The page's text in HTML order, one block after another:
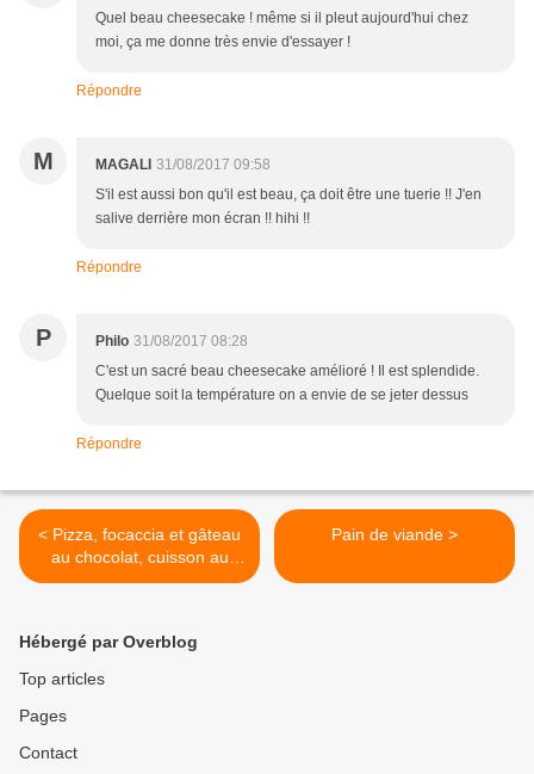
Quel beau cheesecake ! même si il pleut aujourd'hui chez
moi, ça me donne très envie d'essayer !
Répondre
M MAGALI 31/08/2017 09:58
S'il est aussi bon qu'il est beau, ça doit être une tuerie !! J'en
salive derrière mon écran !! hihi !!
Répondre
P Philo 31/08/2017 08:28
C'est un sacré beau cheesecake amélioré ! Il est splendide.
Quelque soit la température on a envie de se jeter dessus
Répondre
< Pizza, focaccia et gâteau
au chocolat, cuisson au
barbecue
Pain de viande >
Hébergé par Overblog
Top articles
Pages
Contact